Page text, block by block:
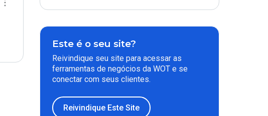
Este é o seu site?
Reivindique seu site para acessar as
ferramentas de negócios da WOT e se
conectar com seus clientes.
Reivindique Este Site